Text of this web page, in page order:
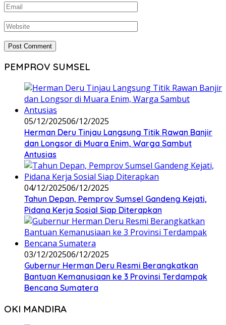
PEMPROV SUMSEL
05/12/202506/12/2025
Herman Deru Tinjau Langsung Titik Rawan Banjir
dan Longsor di Muara Enim, Warga Sambut
Antusias
04/12/202506/12/2025
Tahun Depan, Pemprov Sumsel Gandeng Kejati,
Pidana Kerja Sosial Siap Diterapkan
03/12/202506/12/2025
Gubernur Herman Deru Resmi Berangkatkan
Bantuan Kemanusiaan ke 3 Provinsi Terdampak
Bencana Sumatera
OKI MANDIRA